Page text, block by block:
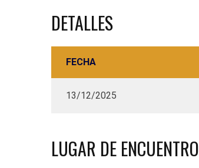
DETALLES
FECHA
13/12/2025
LUGAR DE ENCUENTRO